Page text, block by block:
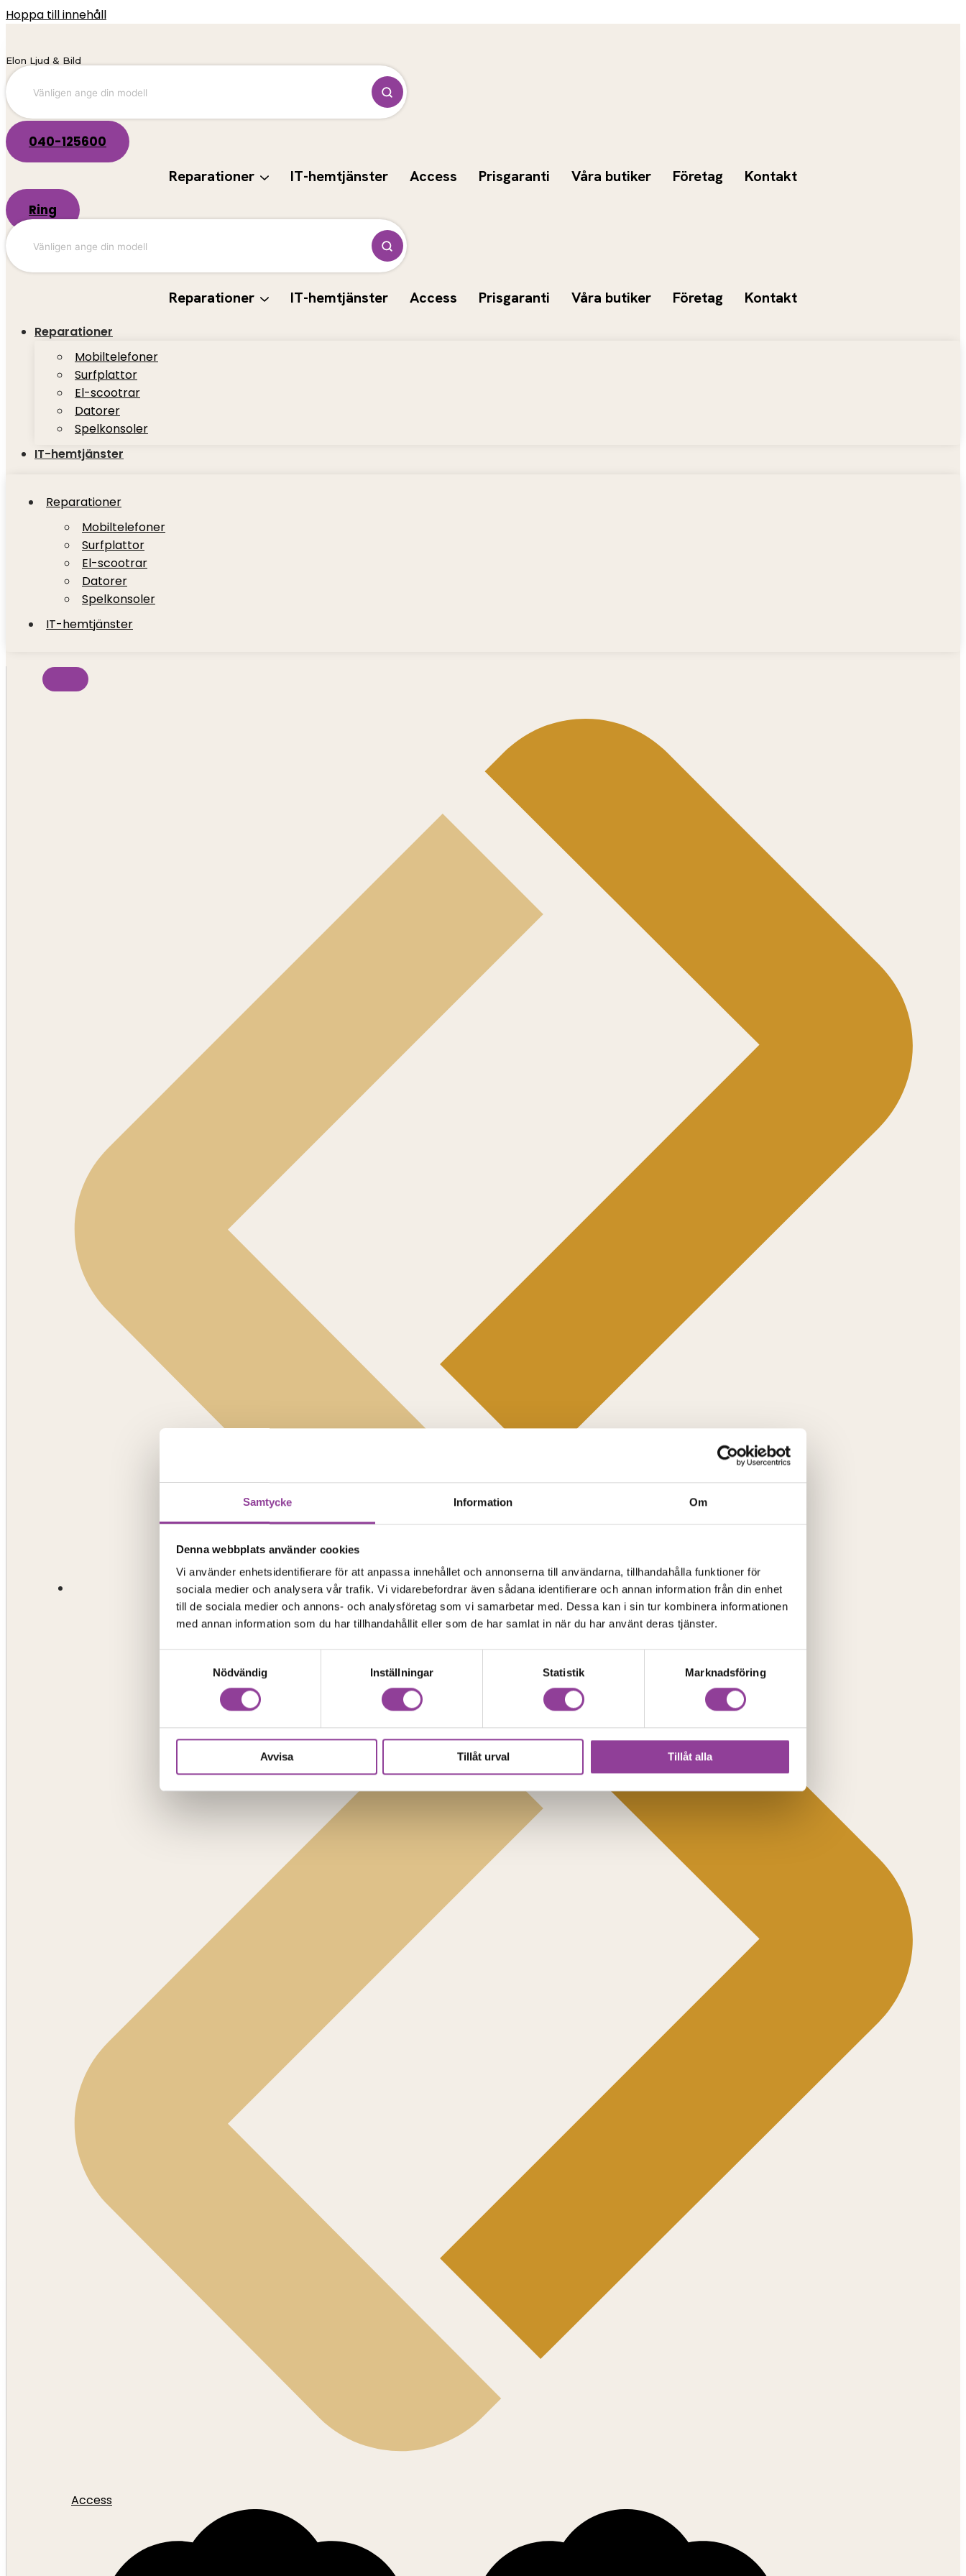
Samtycke Information Om
Denna webbplats använder cookies
Vi använder enhetsidentifierare för att anpassa innehållet och annonserna till användarna, tillhandahålla funktioner för
sociala medier och analysera vår trafik. Vi vidarebefordrar även sådana identifierare och annan information från din enhet
till de sociala medier och annons- och analysföretag som vi samarbetar med. Dessa kan i sin tur kombinera informationen
med annan information som du har tillhandahållit eller som de har samlat in när du har använt deras tjänster.
Nödvändig
Inställningar Statistik Marknadsföring
Avvisa Tillåt urval Tillåt alla
Hoppa till innehåll
Elon Ljud & Bild
040-125600
Reparationer IT-hemtjänster Access Prisgaranti Våra butiker Företag Kontakt
Ring
Reparationer IT-hemtjänster Access Prisgaranti Våra butiker Företag Kontakt
Reparationer
Mobiltelefoner
Surfplattor
El-scootrar
Datorer
Spelkonsoler
IT-hemtjänster
Reparationer
Mobiltelefoner
Surfplattor
El-scootrar
Datorer
Spelkonsoler
IT-hemtjänster
Access